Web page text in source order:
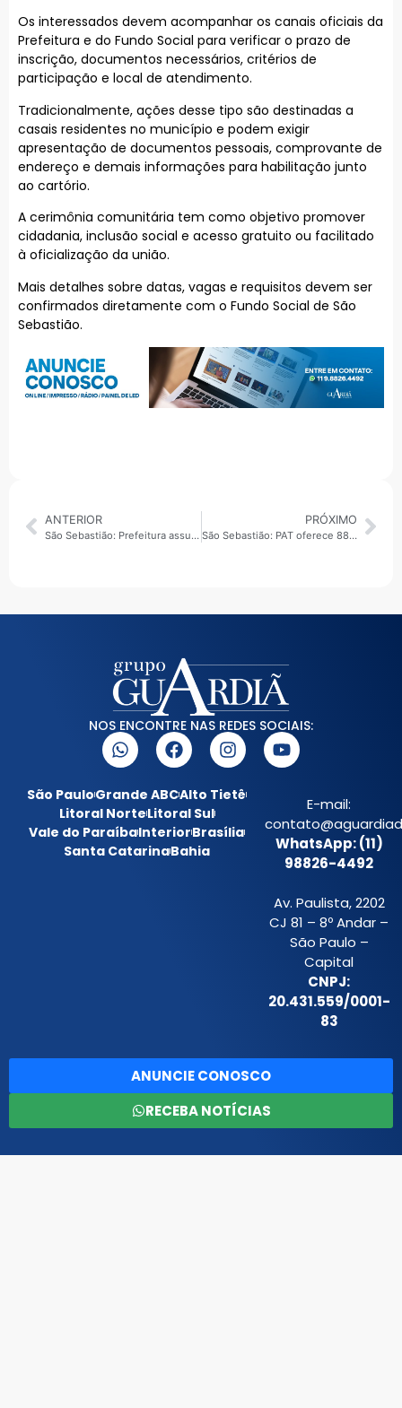
Os interessados devem acompanhar os canais oficiais da
Prefeitura e do Fundo Social para verificar o prazo de
inscrição, documentos necessários, critérios de
participação e local de atendimento.
Tradicionalmente, ações desse tipo são destinadas a
casais residentes no município e podem exigir
apresentação de documentos pessoais, comprovante de
endereço e demais informações para habilitação junto
ao cartório.
A cerimônia comunitária tem como objetivo promover
cidadania, inclusão social e acesso gratuito ou facilitado
à oficialização da união.
Mais detalhes sobre datas, vagas e requisitos devem ser
confirmados diretamente com o Fundo Social de São
Sebastião.
ANTERIOR
São Sebastião: Prefeitura assume manutenção da iluminação pública e prevê troca por LED em até nove meses
PRÓXIMO
São Sebastião: PAT oferece 88 vagas de emprego em 39 funções
NOS ENCONTRE NAS REDES SOCIAIS:
São PauloGrande ABCAlto Tietê
Litoral NorteLitoral Sul
Vale do ParaíbaInteriorBrasília
Santa CatarinaBahia
E-mail:
WhatsApp: (11)
98826-4492
Av. Paulista, 2202
CJ 81 – 8º Andar –
São Paulo –
Capital
CNPJ:
20.431.559/0001-
83
ANUNCIE CONOSCO
RECEBA NOTÍCIAS